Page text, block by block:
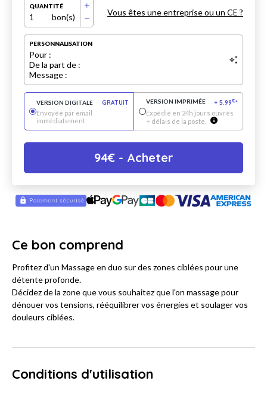
QUANTITÉ
1 bon(s) Vous êtes une entreprise ou un CE ?
PERSONNALISATION
Pour :
De la part de :
Message :
VERSION DIGITALE
GRATUIT
Envoyée par email
immédiatement
VERSION IMPRIMÉE + 5.99€*
Expédié en 24h jours ouvrés
+ délais de la poste.
94€- Acheter
Ce bon comprend
Profitez d'un Massage en duo sur des zones ciblées pour une
détente profonde.
Décidez de la zone que vous souhaitez que l'on massage pour
dénouer vos tensions, rééquilibrer vos énergies et soulager vos
douleurs ciblées.
Conditions d'utilisation